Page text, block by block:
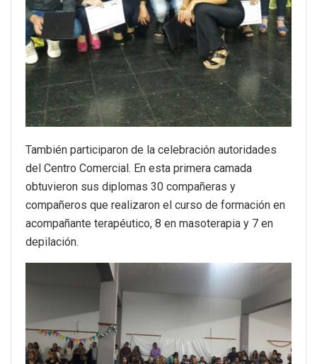
También participaron de la celebración autoridades
del Centro Comercial. En esta primera camada
obtuvieron sus diplomas 30 compañeras y
compañeros que realizaron el curso de formación en
acompañante terapéutico, 8 en masoterapia y 7 en
depilación.